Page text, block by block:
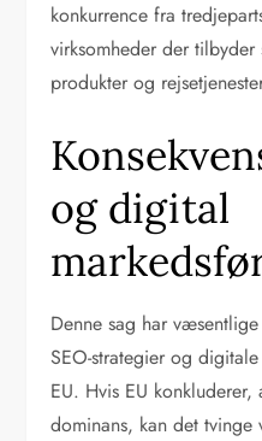
konkurrence fra
virksomheder der
produkter og
og digital
Denne sag har
SEO-strategier og
EU. Hvis EU
dominans, kan det